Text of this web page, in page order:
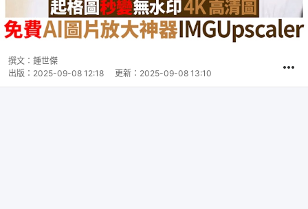
撰文： 鍾世傑
出版： 2025-09-08 12:18 更新： 2025-09-08 13:10